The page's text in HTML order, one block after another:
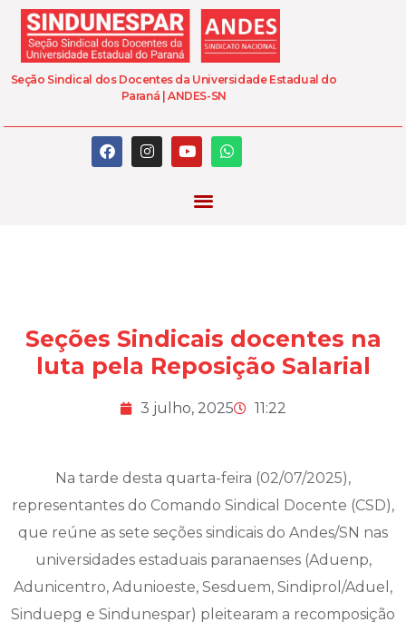
Seção Sindical dos Docentes da Universidade Estadual do
Paraná | ANDES-SN
Seções Sindicais docentes na
luta pela Reposição Salarial
3 julho, 2025 11:22
Na tarde desta quarta-feira (02/07/2025),
representantes do Comando Sindical Docente (CSD),
que reúne as sete seções sindicais do Andes/SN nas
universidades estaduais paranaenses (Aduenp,
Adunicentro, Adunioeste, Sesduem, Sindiprol/Aduel,
Sinduepg e Sindunespar) pleitearam a recomposição